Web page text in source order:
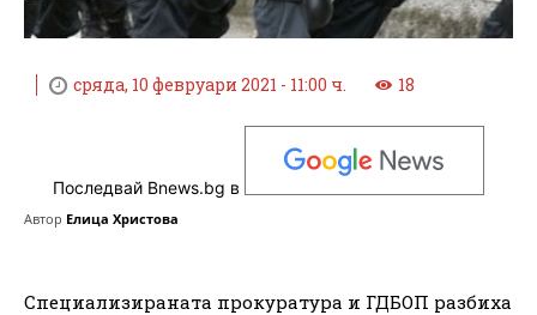
сряда, 10 февруари 2021 - 11:00 ч. 18
Последвай Bnews.bg в
Автор Елица Христова
Специализираната прокуратура и ГДБОП разбиха